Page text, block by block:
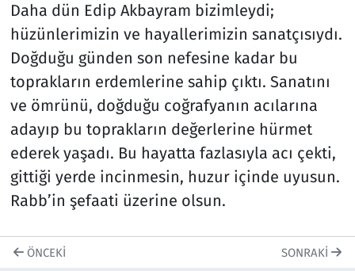
Daha dün Edip Akbayram bizimleydi;
hüzünlerimizin ve hayallerimizin sanatçısıydı.
Doğduğu günden son nefesine kadar bu
toprakların erdemlerine sahip çıktı. Sanatını
ve ömrünü, doğduğu coğrafyanın acılarına
adayıp bu toprakların değerlerine hürmet
ederek yaşadı. Bu hayatta fazlasıyla acı çekti,
gittiği yerde incinmesin, huzur içinde uyusun.
Rabb’in şefaati üzerine olsun.
ÖNCEKI SONRAKI